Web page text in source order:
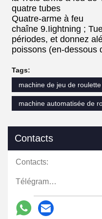
quatre tubes
Quatre-arme à feu
chaîne 9.Iightning ;
périodes, et donnez
poissons (en-dessous
Tags:
machine de jeu de roulette
machine automatisée de
Contacts
Contacts:
Télégramme: